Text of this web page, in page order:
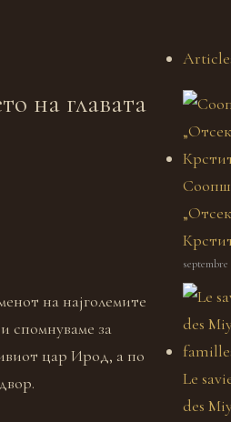
на главата
на најголемите
спомнуваме за
цар Ирод, а по
septembre
Le
des